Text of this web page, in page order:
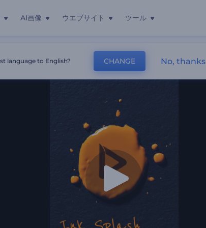
AI画像 ウエブサイト ツール
language to English? CHANGE No, thanks